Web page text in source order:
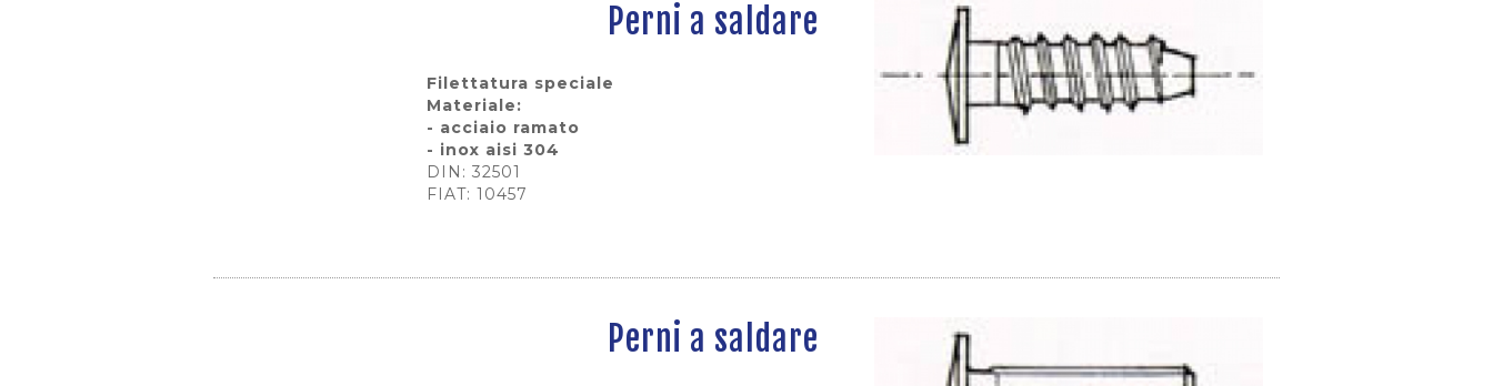
Perni a saldare
Filettatura speciale
Materiale:
- acciaio ramato
- inox aisi 304
DIN: 32501
FIAT: 10457
Perni a saldare